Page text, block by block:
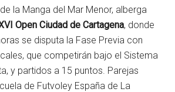
la Manga del Mar Menor, alberga
Open Ciudad de Cartagena, donde
se disputa la Fase Previa con
que competirán bajo el Sistema
y partidos a 15 puntos. Parejas
de Futvoley España de La